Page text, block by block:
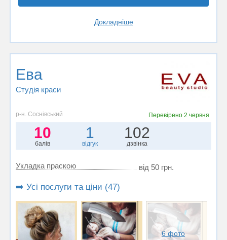
Докладніше
Ева
Студія краси
р-н. Соснівський Перевірено 2 червня
10
балів
1
відгук
102
дзвінка
Укладка праскою від 50 грн.
➡️ Усі послуги та ціни (47)
6 фото